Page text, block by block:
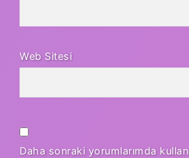
Web Sitesi
Daha sonraki yorumlarımda